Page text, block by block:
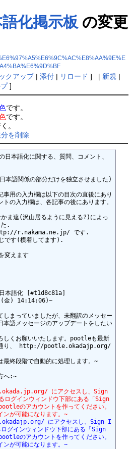
語化掲示板 の変更
クアップ| 添付| リロード ] [ 新規 |
]
です。
です。
。
を削除
本語化に関する、質問、コメント、
本語関係の部分だけを独立させました)
用の入力欄は以下の目次の直後にあり
の入力欄は、各記事の後にあります。
かま達(沢山居るように見える?)によっ
.
http://r.nakama.ne.jp/ です.
です(横着してます).
変えます
本語化 [#t1d8c81a]
金) 14:14:06)~
しまっていましたが、未翻訳のメッセー
本語メッセージのアップデートをしたい
しくお願いいたします。pootleも最新
通り、 http://pootle.okadajp.org/
最終段階で自動的に処理します。~
へ:~
にアクセスし、Sign
ログインウィンドウ下部にある「Sign
のアカウントを作ってください。
ンが可能になります。~
にアクセスし、Sign I
グインウィンドウ下部にある「Sign
のアカウントを作ってください。
ンが可能になります。~